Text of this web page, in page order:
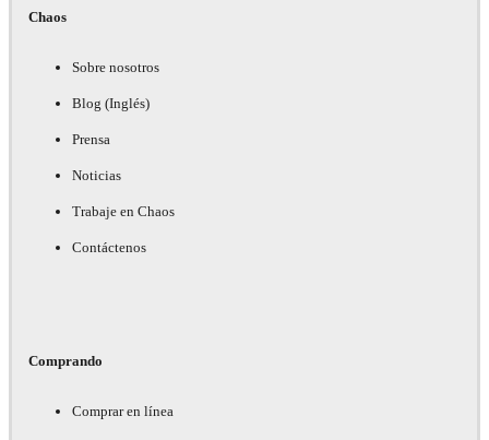
Chaos
Sobre nosotros
Blog (Inglés)
Prensa
Noticias
Trabaje en Chaos
Contáctenos
Comprando
Comprar en línea